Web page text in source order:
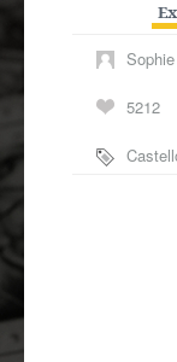
Autres spécialités
5212